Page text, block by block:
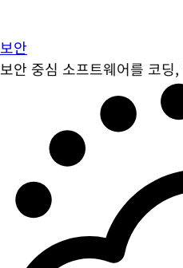
보안
보안 중심 소프트웨어를 코